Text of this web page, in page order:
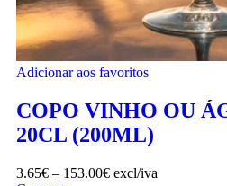
Adicionar aos favoritos
COPO VINHO OU
20CL (200ML)
3.65€ – 153.00€ excl/iva